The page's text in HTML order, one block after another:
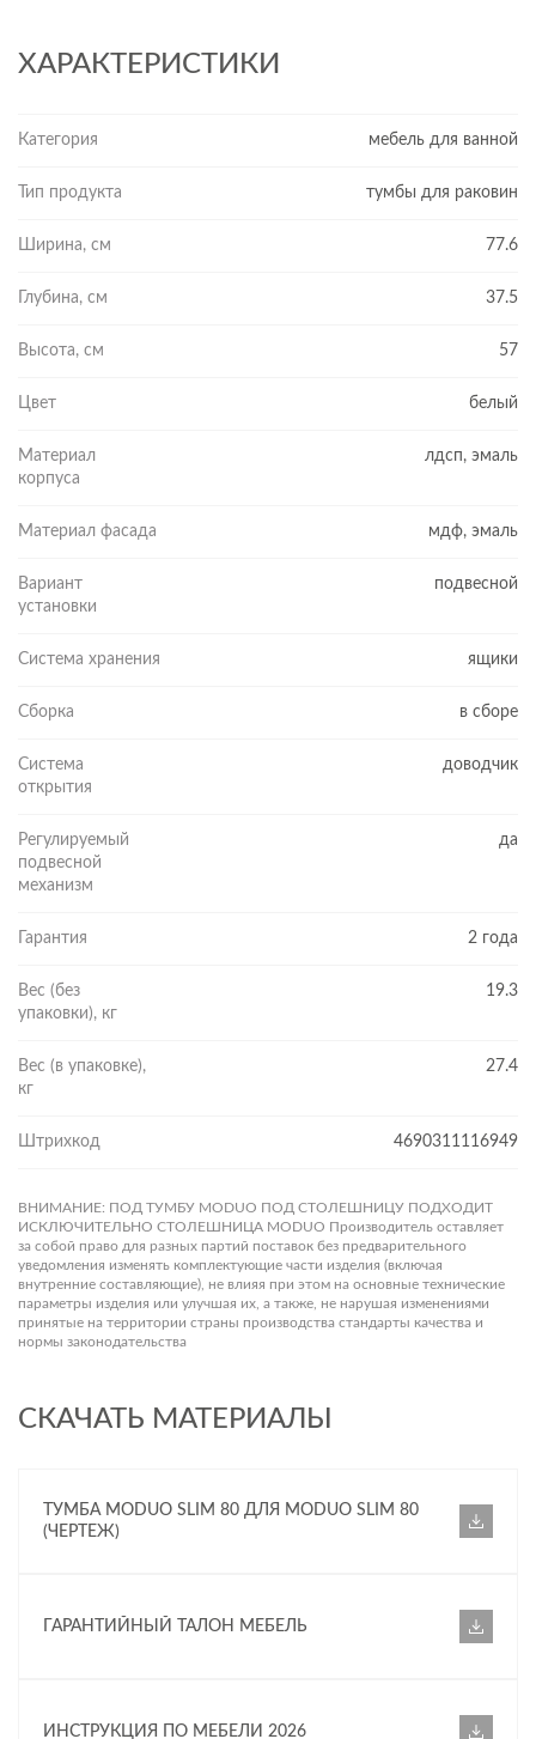
ХАРАКТЕРИСТИКИ
Категория мебель для ванной
Тип продукта тумбы для раковин
Ширина, см 77.6
Глубина, см 37.5
Высота, см 57
Цвет белый
Материал
корпуса
лдсп, эмаль
Материал фасада мдф, эмаль
Вариант
установки
подвесной
Система хранения ящики
Сборка в сборе
Система
открытия
доводчик
Регулируемый
подвесной
механизм
да
Гарантия 2 года
Вес (без
упаковки), кг
19.3
Вес (в упаковке),
кг
27.4
Штрихкод 4690311116949
ВНИМАНИЕ: ПОД ТУМБУ MODUO ПОД СТОЛЕШНИЦУ ПОДХОДИТ
ИСКЛЮЧИТЕЛЬНО СТОЛЕШНИЦА MODUO Производитель оставляет
за собой право для разных партий поставок без предварительного
уведомления изменять комплектующие части изделия (включая
внутренние составляющие), не влияя при этом на основные технические
параметры изделия или улучшая их, а также, не нарушая изменениями
принятые на территории страны производства стандарты качества и
нормы законодательства
СКАЧАТЬ МАТЕРИАЛЫ
ТУМБА MODUO SLIM 80 ДЛЯ MODUO SLIM 80
(ЧЕРТЕЖ)
ГАРАНТИЙНЫЙ ТАЛОН МЕБЕЛЬ
ИНСТРУКЦИЯ ПО МЕБЕЛИ 2026